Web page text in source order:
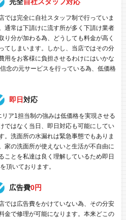
では完全に自社スタッフ制で行っていま
通常は下請けに流す所が多く下請け業者
り分が加わる為、どうしても料金が高く
てしまいます。しかし、当店ではその分
用をお客様に負担させるわけにはいかな
念の元サービスを行っている為、低価格
即日対応
リア1担当制の強みは低価格を実現させる
ではなく当日、即日対応も可能にしてい
。洗面所の水漏れは緊急事態でもありま
家の洗面所が使えないと生活が不自由に
ことを私達は良く理解しているため即日
頂いております。
広告費0円
では広告費をかけていない為、その分安
金で修理が可能になります。本来どこの